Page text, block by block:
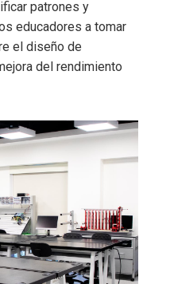
patrones y
educadores a tomar
el diseño de
del rendimiento